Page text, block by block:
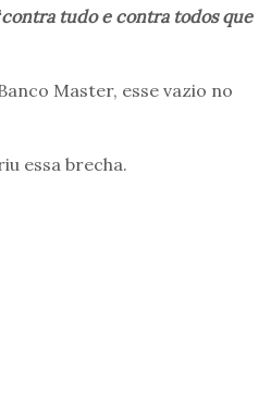
contra tudo e contra todos que
Master, esse vazio no
essa brecha.